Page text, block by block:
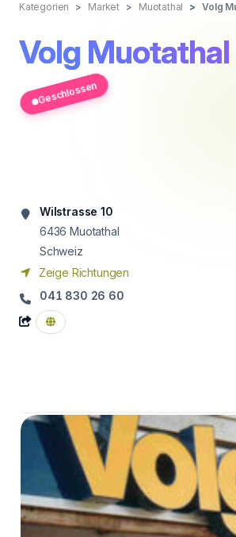
Kategorien Market Muotathal Volg
Volg Muotathal
Geschlossen
Wilstrasse 10
6436 Muotathal
Schweiz
Zeige Richtungen
041 830 26 60